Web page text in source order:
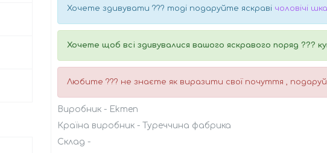
Хочете здивувати ??? тоді подаруйте яскраві чоловічі
Хочете щоб всі здивувалися вашого яскравого поряд ???
Любите ??? не знаєте як виразити свої почуття ,
Виробник - Ekmen
Країна виробник - Туреччина фабрика
Склад -